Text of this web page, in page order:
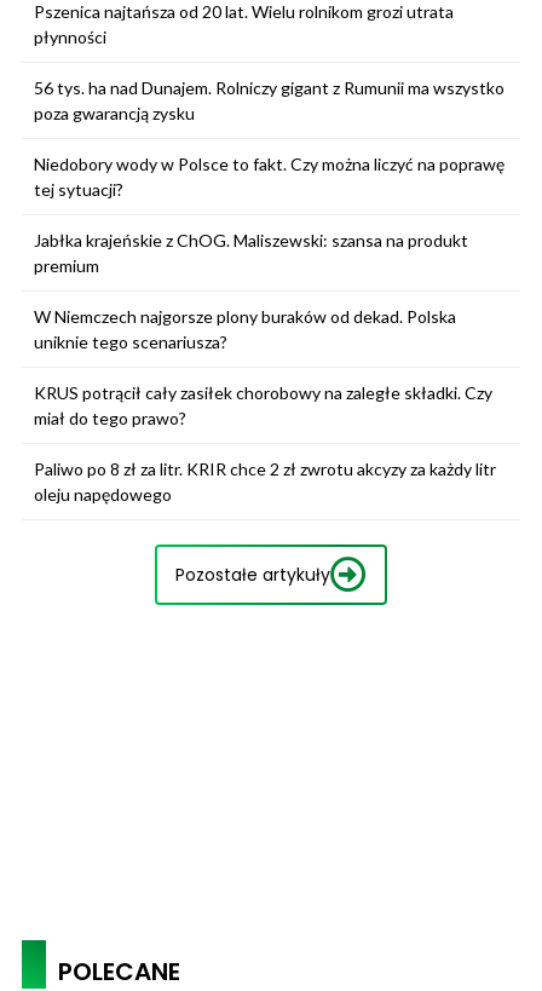
Pszenica najtańsza od 20 lat. Wielu rolnikom grozi utrata
płynności
56 tys. ha nad Dunajem. Rolniczy gigant z Rumunii ma wszystko
poza gwarancją zysku
Niedobory wody w Polsce to fakt. Czy można liczyć na poprawę
tej sytuacji?
Jabłka krajeńskie z ChOG. Maliszewski: szansa na produkt
premium
W Niemczech najgorsze plony buraków od dekad. Polska
uniknie tego scenariusza?
KRUS potrącił cały zasiłek chorobowy na zaległe składki. Czy
miał do tego prawo?
Paliwo po 8 zł za litr. KRIR chce 2 zł zwrotu akcyzy za każdy litr
oleju napędowego
Pozostałe artykuły
POLECANE